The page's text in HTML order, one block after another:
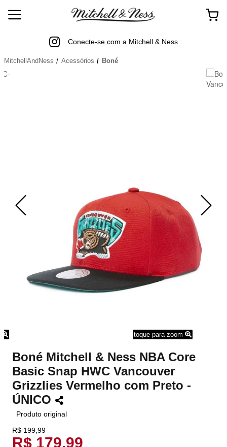
Conecte-se com a Mitchell & Ness
MitchellAndNess Acessórios Boné
toque para zoom
Boné Mitchell & Ness NBA Core
Basic Snap HWC Vancouver
Grizzlies Vermelho com Preto -
ÚNICO
Produto original
R$ 199,99
R$ 179,99